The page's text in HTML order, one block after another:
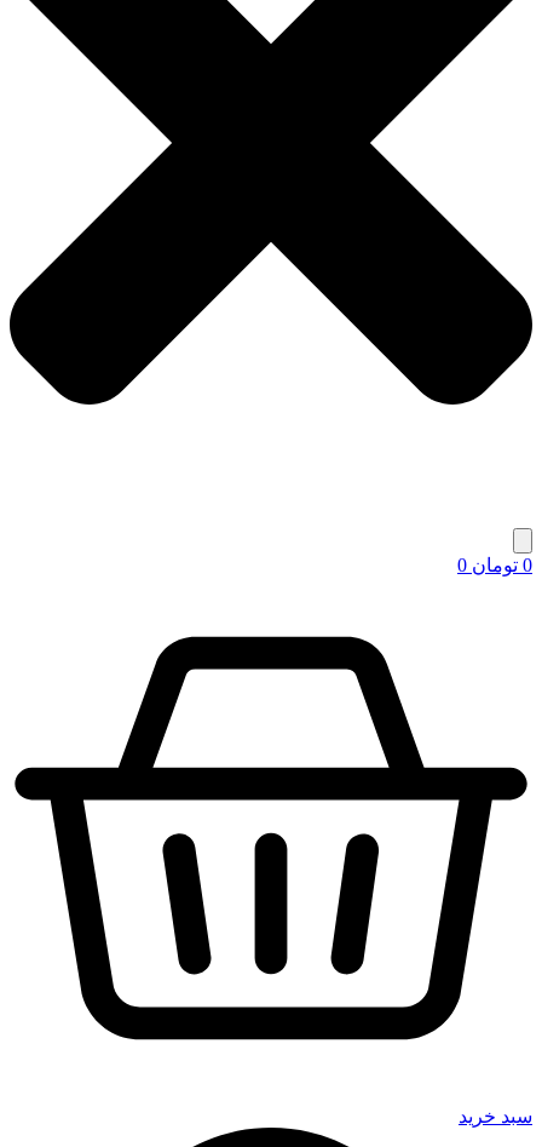
0 تومان 0
سبد خرید